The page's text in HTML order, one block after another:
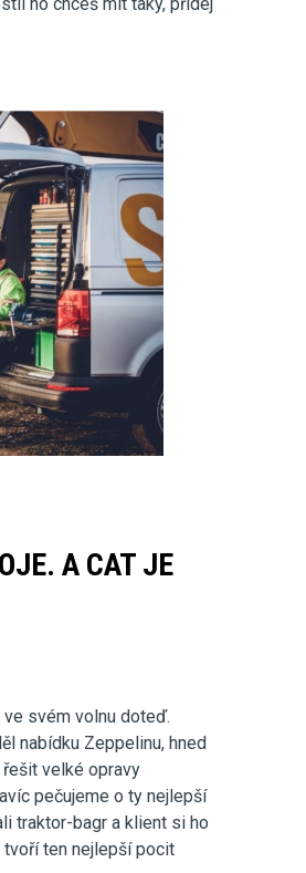
A CAT JE
ve svém volnu doteď.
nabídku Zeppelinu, hned
řešit velké opravy
pečujeme o ty nejlepší
traktor-bagr a klient si ho
tvoří ten nejlepší pocit